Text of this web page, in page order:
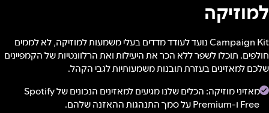
למוזיקה
Campaign Kit נועד לעודד מדדים בעלי משמעות למוזיקה, לא לממים
חולפים. תוכלו לשפר ללא הכר את היעילות ואת הרלוונטיות של הקמפיינים
שלכם למאזינים בעזרת תובנות משמעותיות לגבי הקהל.
מאזיני מוזיקה: הכלים שלנו מגיעים למאזינים הנכונים של Spotify
Free ו-Premium על סמך התנהגות ההאזנה שלהם.